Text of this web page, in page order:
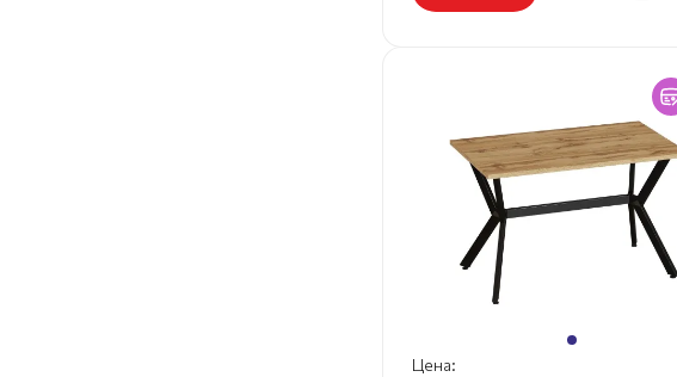
Цена: